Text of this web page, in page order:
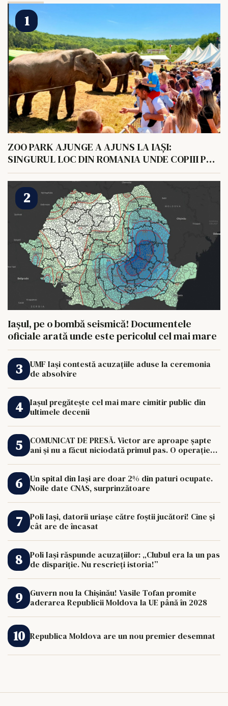
ZOO PARK AJUNGE A AJUNS LA IAȘI:
SINGURUL LOC DIN ROMANIA UNDE COPIII POT
HRANI UN ELEFANT
Iașul, pe o bombă seismică! Documentele
oficiale arată unde este pericolul cel mai mare
UMF Iași contestă acuzațiile aduse la ceremonia
de absolvire
Iașul pregătește cel mai mare cimitir public din
ultimele decenii
COMUNICAT DE PRESĂ. Victor are aproape șapte
ani și nu a făcut niciodată primul pas. O operație
Un spital din Iași are doar 2% din paturi ocupate.
Noile date CNAS, surprinzătoare
Poli Iași, datorii uriașe către foștii jucători! Cine și
cât are de încasat
Poli Iași răspunde acuzațiilor: „Clubul era la un pas
de dispariție. Nu rescrieți istoria!”
Guvern nou la Chișinău! Vasile Tofan promite
aderarea Republicii Moldova la UE până în 2028
Republica Moldova are un nou premier desemnat